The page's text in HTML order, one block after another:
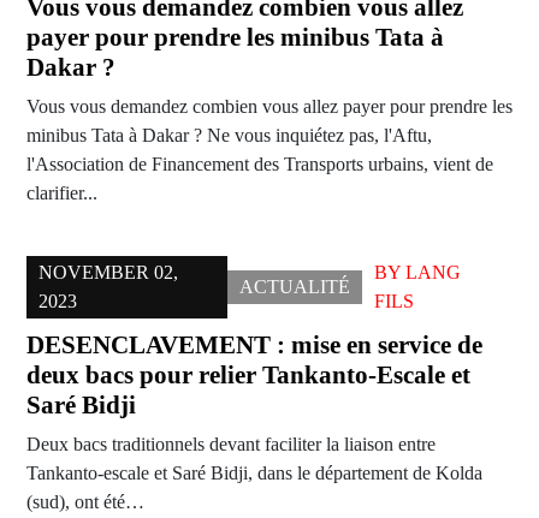
Vous vous demandez combien vous allez
payer pour prendre les minibus Tata à
Dakar ?
Vous vous demandez combien vous allez payer pour prendre les
minibus Tata à Dakar ? Ne vous inquiétez pas, l'Aftu,
l'Association de Financement des Transports urbains, vient de
clarifier...
NOVEMBER 02,
2023
ACTUALITÉ
BY LANG
FILS
DESENCLAVEMENT : mise en service de
deux bacs pour relier Tankanto-Escale et
Saré Bidji
Deux bacs traditionnels devant faciliter la liaison entre
Tankanto-escale et Saré Bidji, dans le département de Kolda
(sud), ont été…